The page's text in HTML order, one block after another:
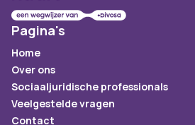
Pagina's
Home
Over ons
Sociaaljuridische professionals
Veelgestelde vragen
Contact